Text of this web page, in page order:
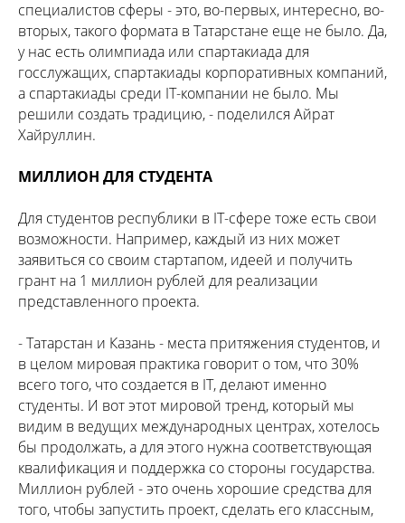
специалистов сферы - это, во-первых, интересно, во-
вторых, такого формата в Татарстане еще не было. Да,
у нас есть олимпиада или спартакиада для
госслужащих, спартакиады корпоративных компаний,
а спартакиады среди IT-компании не было. Мы
решили создать традицию, - поделился Айрат
Хайруллин.
МИЛЛИОН ДЛЯ СТУДЕНТА
Для студентов республики в IT-сфере тоже есть свои
возможности. Например, каждый из них может
заявиться со своим стартапом, идеей и получить
грант на 1 миллион рублей для реализации
представленного проекта.
- Татарстан и Казань - места притяжения студентов, и
в целом мировая практика говорит о том, что 30%
всего того, что создается в IT, делают именно
студенты. И вот этот мировой тренд, который мы
видим в ведущих международных центрах, хотелось
бы продолжать, а для этого нужна соответствующая
квалификация и поддержка со стороны государства.
Миллион рублей - это очень хорошие средства для
того, чтобы запустить проект, сделать его классным,